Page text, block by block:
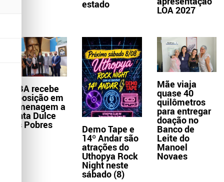
estado LOA 2027
TJBA recebe
exposição em
homenagem a
Santa Dulce
dos Pobres Demo Tape e
14º Andar são
atrações do
Uthopya Rock
Night neste
sábado (8)
Mãe viaja
quase 40
quilômetros
para entregar
doação no
Banco de
Leite do
Manoel
Novaes